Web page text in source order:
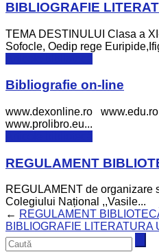
BIBLIOGRAFIE
TEMA DESTINULUI Clasa a
Sofocle, Oedip rege
Bibliografie on-line
www.dexonline.ro
www.prolibro.eu...
REGULAMENT
REGULAMENT de organizare
Colegiului Național ,,Vasile...
← REGULAMENT
BIBLIOGRAFIE LITERATURA